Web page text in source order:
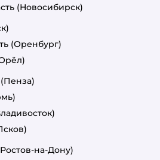
(Новосибирск)
(Оренбург)
(Пенза)
на-Дону)